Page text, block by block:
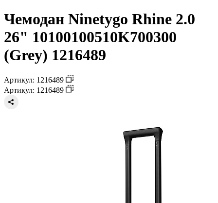
Чемодан Ninetygo Rhine 2.0
26" 10100100510K700300
(Grey) 1216489
Артикул: 1216489
Артикул: 1216489